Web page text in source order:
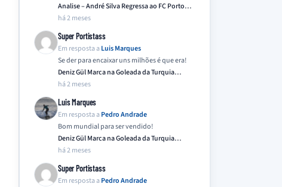
Analise – André Silva Regressa ao FC Porto…
há 2 meses
Super Portistass
Em resposta a Luis Marques
Se der para encaixar uns milhões é que era!
Deniz Gül Marca na Goleada da Turquia
Frente…
há 2 meses
Luis Marques
Em resposta a Pedro Andrade
Bom mundial para ser vendido!
Deniz Gül Marca na Goleada da Turquia
Frente…
há 2 meses
Super Portistass
Em resposta a Pedro Andrade